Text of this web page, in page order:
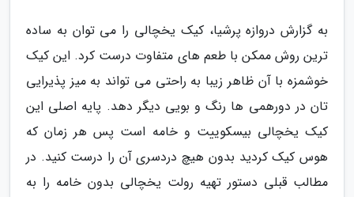
به گزارش دروازه پرشیا، کیک یخچالی را می توان به ساده
ترین روش ممکن با طعم های متفاوت درست کرد. این کیک
خوشمزه با آن ظاهر زیبا به راحتی می تواند به میز پذیرایی
تان در دورهمی ها رنگ و بویی دیگر دهد. پایه اصلی این
کیک یخچالی بیسکوییت و خامه است پس هر زمان که
هوس کیک کردید بدون هیچ دردسری آن را درست کنید. در
مطالب قبلی دستور تهیه رولت یخچالی بدون خامه را به